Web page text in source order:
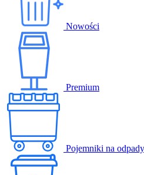
Nowości
Premium
Pojemniki na odpady